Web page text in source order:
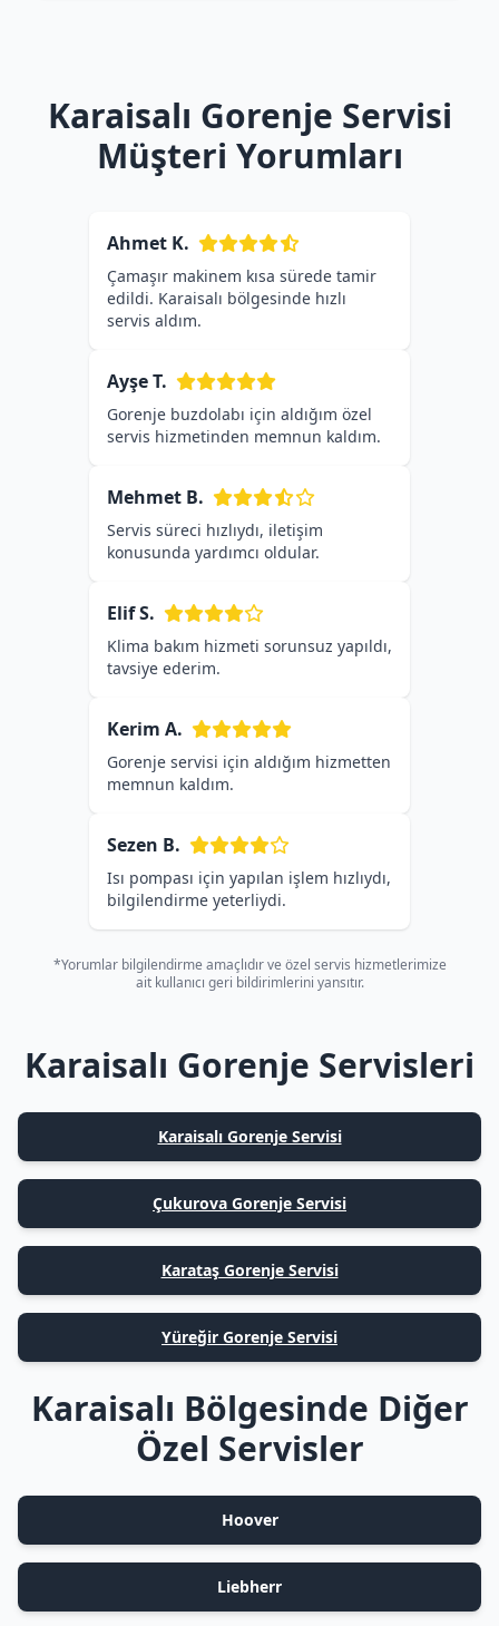
Karaisalı Gorenje Servisi
Müşteri Yorumları
Ahmet K.
Çamaşır makinem kısa sürede tamir
edildi. Karaisalı bölgesinde hızlı
servis aldım.
Ayşe T.
Gorenje buzdolabı için aldığım özel
servis hizmetinden memnun kaldım.
Mehmet B.
Servis süreci hızlıydı, iletişim
konusunda yardımcı oldular.
Elif S.
Klima bakım hizmeti sorunsuz yapıldı,
tavsiye ederim.
Kerim A.
Gorenje servisi için aldığım hizmetten
memnun kaldım.
Sezen B.
Isı pompası için yapılan işlem hızlıydı,
bilgilendirme yeterliydi.
*Yorumlar bilgilendirme amaçlıdır ve özel servis hizmetlerimize
ait kullanıcı geri bildirimlerini yansıtır.
Karaisalı Gorenje Servisleri
Karaisalı Gorenje Servisi
Çukurova Gorenje Servisi
Karataş Gorenje Servisi
Yüreğir Gorenje Servisi
Karaisalı Bölgesinde Diğer
Özel Servisler
Hoover
Liebherr